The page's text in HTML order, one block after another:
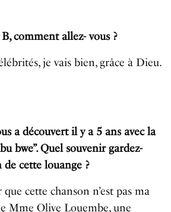
comment allez- vous ?
je vais bien, grâce à Dieu.
a découvert il y a 5 ans avec la
bwe”. Quel souvenir gardez-
cette louange ?
que cette chanson n’est pas ma
Mme Olive Louembe, une